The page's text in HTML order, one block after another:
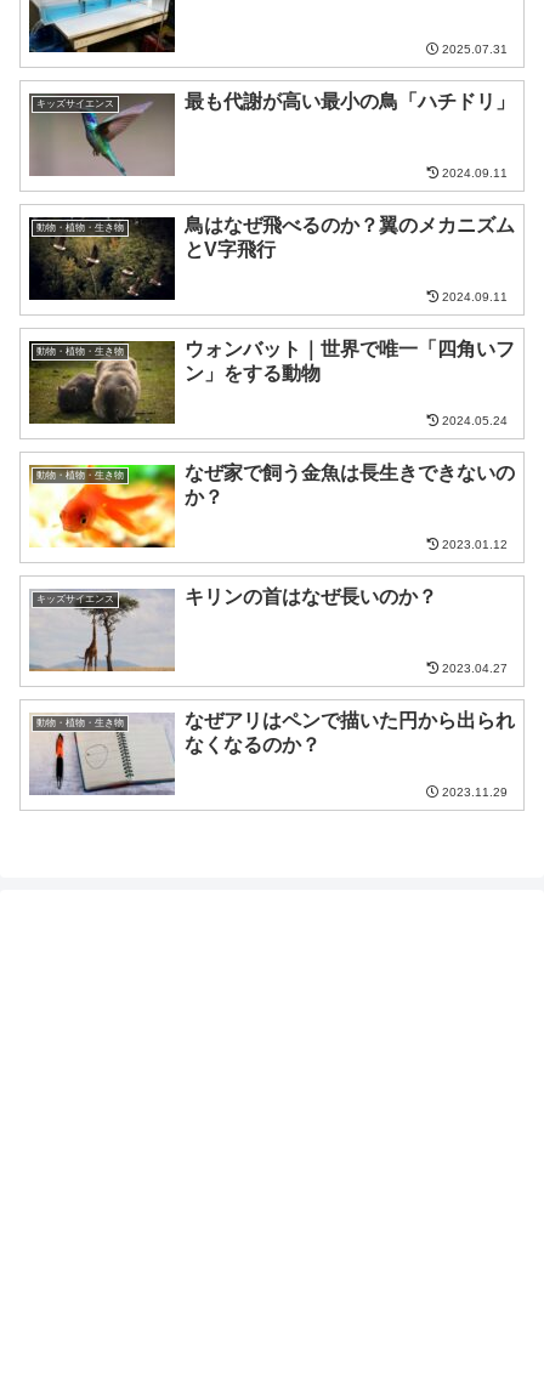
2025.07.31
キッズサイエンス 最も代謝が高い最小の鳥「ハチドリ」
2024.09.11
動物・植物・生き物
鳥はなぜ飛べるのか？翼のメカニズム
とV字飛行
2024.09.11
動物・植物・生き物
ウォンバット｜世界で唯一「四角いフ
ン」をする動物
2024.05.24
動物・植物・生き物
なぜ家で飼う金魚は長生きできないの
か？
2023.01.12
キッズサイエンス キリンの首はなぜ長いのか？
2023.04.27
動物・植物・生き物
なぜアリはペンで描いた円から出られ
なくなるのか？
2023.11.29